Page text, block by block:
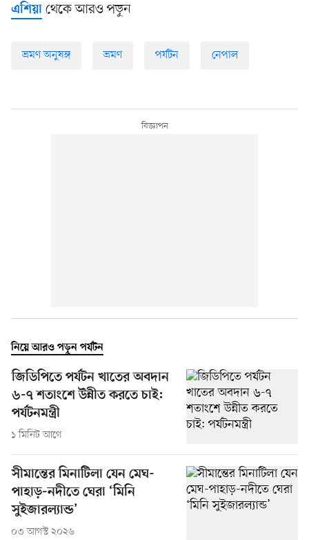
এশিয়া থেকে আরও পড়ুন
ভ্রমণ অনুষঙ্গ ভ্রমণ পর্যটন নেপাল
নিয়ে আরও পড়ুন পর্যটন
জিডিপিতে পর্যটন খাতের অবদান
৬-৭ শতাংশে উন্নীত করতে চাই:
পর্যটনমন্ত্রী
১ মিনিট আগে
সীমান্তের মিনাটিলা যেন মেঘ-
পাহাড়-নদীতে ঘেরা ‘মিনি
সুইজারল্যান্ড’
০৩ আগস্ট ২০২৬